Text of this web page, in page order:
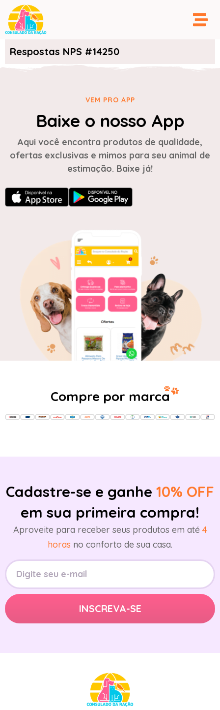
Respostas NPS #14250
VEM PRO APP
Baixe o nosso App
Aqui você encontra produtos de qualidade,
ofertas exclusivas e mimos para seu animal de
estimação. Baixe já!
Compre por marca
Cadastre-se e ganhe 10% OFF
em sua primeira compra!
Aproveite para receber seus produtos em até 4
horas no conforto de sua casa.